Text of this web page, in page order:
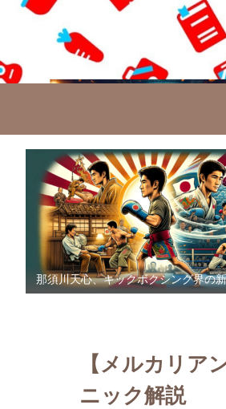
那須川天心、キックボクシング界の
【メルカリア
ニック解説